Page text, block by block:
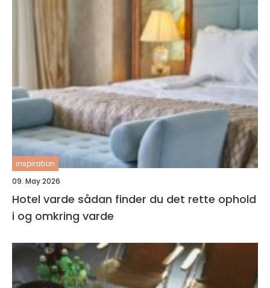
inspiration
09. May 2026
Hotel varde sådan finder du det rette ophold
i og omkring varde